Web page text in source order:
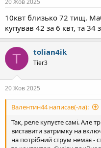
20 Жов 2025
10квт близько 72 тищ.
купував 42 за 6 квт, та 34
T tolian4ik
Tier3
20 Жов 2025
Валентин44 написав(-ла):
Так, реле купуєте самі. Але
виставити затримку на
на потрібний струм немає -